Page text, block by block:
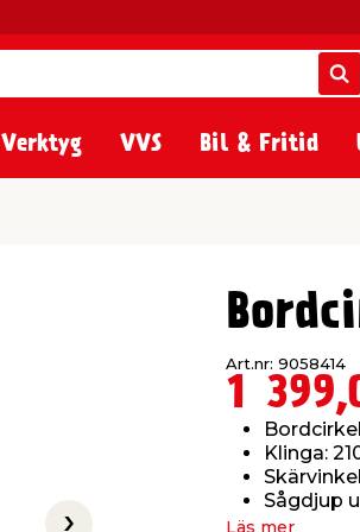
Verktyg VVS Bil & Fritid
Art.nr: 9058414
1
Klinga:
Sågdjup
Läs mer